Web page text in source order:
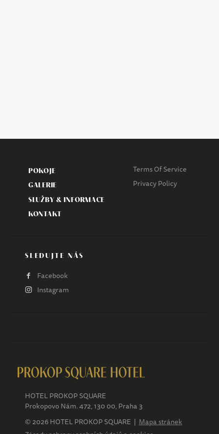
HOTEL PROKOP SQUARE
Prokopovo Nám. 472, 130 00, Praha 3
© 2026 HOTEL PROKOP SQUARE | Mapa stránek
POKOJE
GALERIE
SLUŽBY & INFORMACE
KONTAKT
Terms Of Service
Privacy Policy
SLEDUJTE NÁS
Facebook
Instagram